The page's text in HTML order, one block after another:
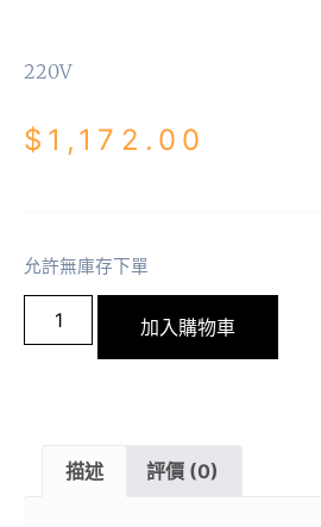
220V
$ 1,172.00
允許無庫存下單
加入購物車
描述 評價 (0)